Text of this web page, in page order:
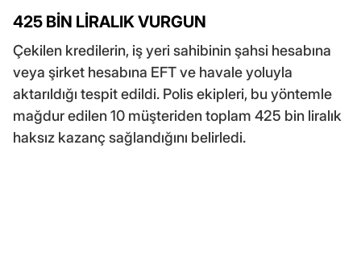
425 BİN LİRALIK VURGUN
Çekilen kredilerin, iş yeri sahibinin şahsi hesabına
veya şirket hesabına EFT ve havale yoluyla
aktarıldığı tespit edildi. Polis ekipleri, bu yöntemle
mağdur edilen 10 müşteriden toplam 425 bin liralık
haksız kazanç sağlandığını belirledi.